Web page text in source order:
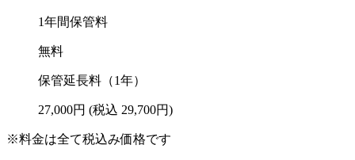
1年間保管料
無料
保管延長料（1年）
27,000円 (税込 29,700円)
※料金は全て税込み価格です